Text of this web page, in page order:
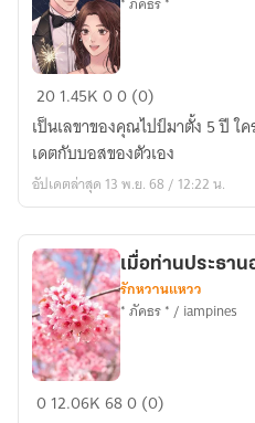
Please
เลขา
หัน
มา
ฟัง
สัก
นิด
201.45K00 (0)
เป็นเลขาของคุณไปป์มาตั้ง 5 ปี ใ
เดตกับบอสของตัวเอง
อัปเดตล่าสุด 13 พ.ย. 68 / 12:22 น.
เมื่อ
เมื่อท่านประธาน
รักหวานแหวว
* ภัคธร * / iampines
012.06K680 (0)